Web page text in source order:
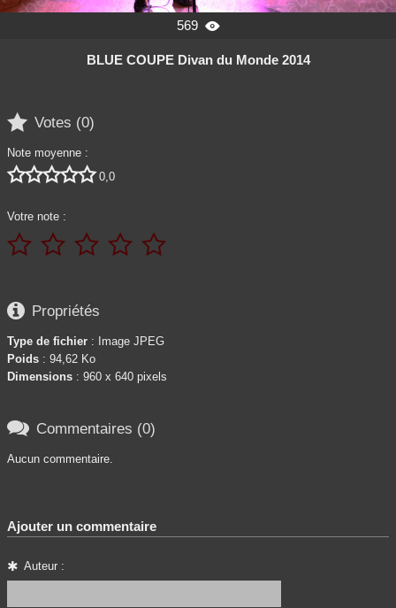
569 
BLUE COUPE Divan du Monde 2014
 Votes (0)
Note moyenne :
 0,0
Votre note :
    
 Propriétés
Type de fichier : Image JPEG
Poids : 94,62 Ko
Dimensions : 960 x 640 pixels
 Commentaires (0)
Aucun commentaire.
Ajouter un commentaire
Auteur :